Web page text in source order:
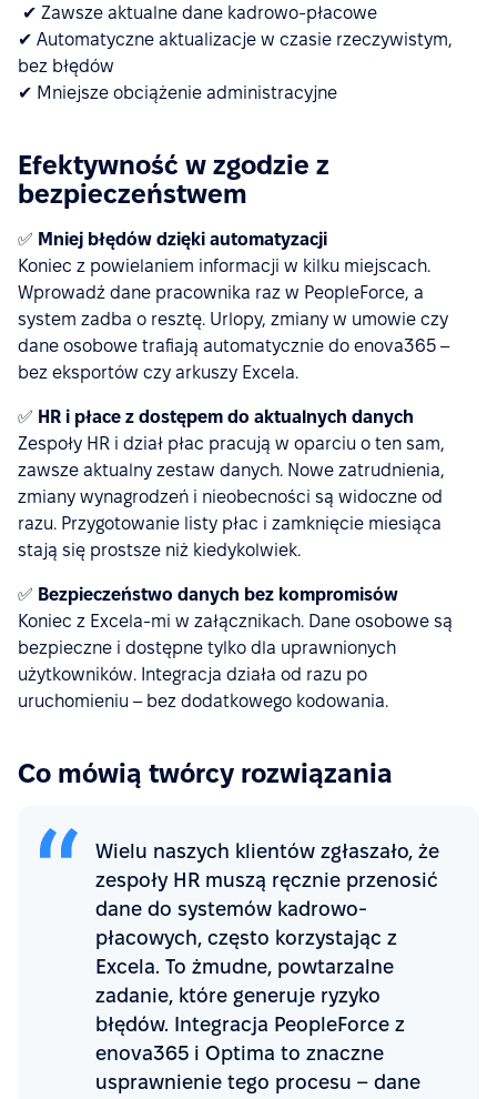
✔ Zawsze aktualne dane kadrowo-płacowe
✔ Automatyczne aktualizacje w czasie rzeczywistym,
bez błędów
✔ Mniejsze obciążenie administracyjne
Efektywność w zgodzie z
bezpieczeństwem
✅ Mniej błędów dzięki automatyzacji
Koniec z powielaniem informacji w kilku miejscach.
Wprowadź dane pracownika raz w PeopleForce, a
system zadba o resztę. Urlopy, zmiany w umowie czy
dane osobowe trafiają automatycznie do enova365 –
bez eksportów czy arkuszy Excela.
✅ HR i płace z dostępem do aktualnych danych
Zespoły HR i dział płac pracują w oparciu o ten sam,
zawsze aktualny zestaw danych. Nowe zatrudnienia,
zmiany wynagrodzeń i nieobecności są widoczne od
razu. Przygotowanie listy płac i zamknięcie miesiąca
stają się prostsze niż kiedykolwiek.
✅ Bezpieczeństwo danych bez kompromisów
Koniec z Excela-mi w załącznikach. Dane osobowe są
bezpieczne i dostępne tylko dla uprawnionych
użytkowników. Integracja działa od razu po
uruchomieniu – bez dodatkowego kodowania.
Co mówią twórcy rozwiązania
Wielu naszych klientów zgłaszało, że
zespoły HR muszą ręcznie przenosić
dane do systemów kadrowo-
płacowych, często korzystając z
Excela. To żmudne, powtarzalne
zadanie, które generuje ryzyko
błędów. Integracja PeopleForce z
enova365 i Optima to znaczne
usprawnienie tego procesu – dane